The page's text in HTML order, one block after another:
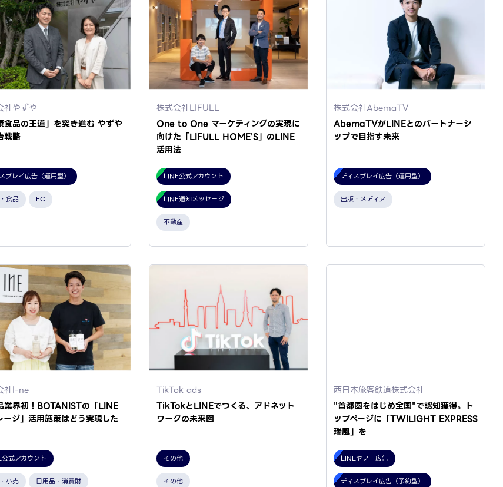
社やずや
食品の王道」を突き進む やずや
戦略
プレイ広告（運用型）
食品 EC
株式会社LIFULL
One to One マーケティングの実現に
向けた「LIFULL HOME'S」のLINE
活用法
LINE公式アカウント
LINE通知メッセージ
不動産
株式会社AbemaTV
AbemaTVがLINEとのパートナーシ
ップで目指す未来
ディスプレイ広告（運用型）
出版・メディア
社I-ne
業界初！BOTANISTの「LINE
ージ」活用施策はどう実現した
式アカウント
小売 日用品・消費財
TikTok ads
TikTokとLINEでつくる、アドネット
ワークの未来図
その他
その他
西日本旅客鉄道株式会社
"首都圏をはじめ全国"で認知獲得。ト
ップページに「TWILIGHT EXPRESS
瑞風」を
LINEヤフー広告
ディスプレイ広告（予約型）